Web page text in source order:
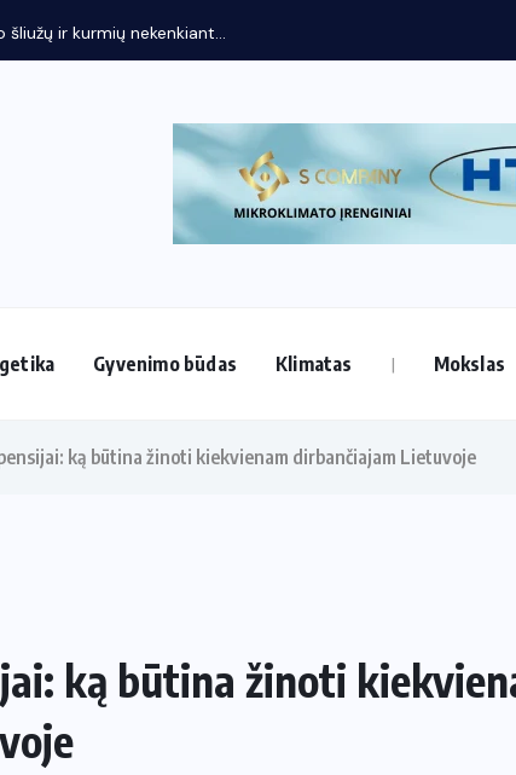
ir kurmių nekenkiant...
Gyvenimo būdas Klimatas Mokslas
ką būtina žinoti kiekvienam dirbančiajam Lietuvoje
ką būtina žinoti